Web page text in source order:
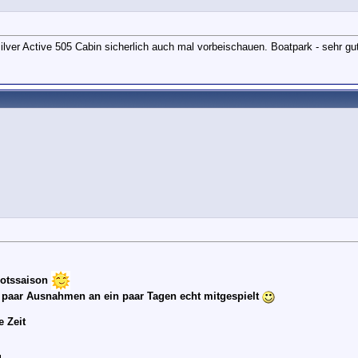
Active 505 Cabin sicherlich auch mal vorbeischauen. Boatpark - sehr
Ausnahmen an ein paar Tagen echt mitgespielt
Zeit